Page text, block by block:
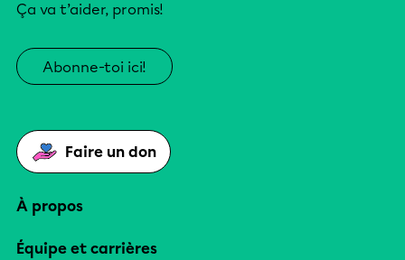
Ça va t’aider, promis!
Abonne-toi ici!
Faire un don
À propos
Équipe et carrières